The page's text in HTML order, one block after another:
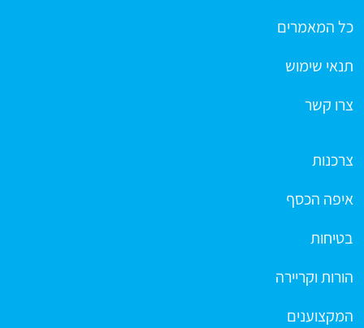
כל המאמרים
תנאי שימוש
צרו קשר
צרכנות
איפה הכסף
בטיחות
הורות וקריירה
המקצוענים